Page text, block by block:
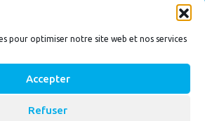
pour optimiser notre site web et nos services
Accepter
Refuser